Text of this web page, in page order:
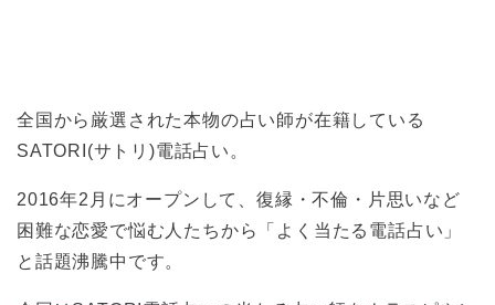
全国から厳選された本物の占い師が在籍している
SATORI(サトリ)電話占い。
2016年2月にオープンして、復縁・不倫・片思いなど
困難な恋愛で悩む人たちから「よく当たる電話占い」
と話題沸騰中です。